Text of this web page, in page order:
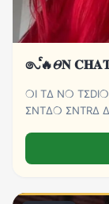
❍I TΔ N❍ TΣDI❍?🥀 ⃟💫 SΣM GRUP❍
ΣNTΔ❍ ΣNTRΔ